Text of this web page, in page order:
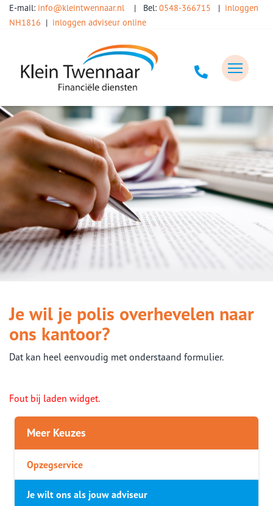
E-mail: info@kleintwennaar.nl | Bel: 0548-366715 | inloggen
NH1816 | inloggen adviseur online
Je wil je polis overhevelen naar
ons kantoor?
Dat kan heel eenvoudig met onderstaand formulier.
Fout bij laden widget.
Meer Keuzes
Opzegservice
Je wilt ons als jouw adviseur